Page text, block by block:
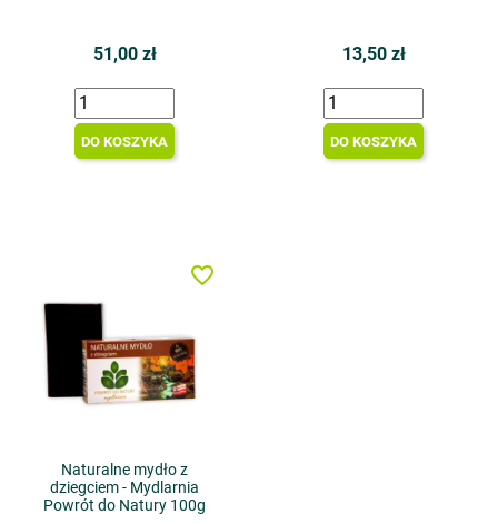
51,00 zł
DO KOSZYKA
13,50 zł
DO KOSZYKA
Naturalne mydło z
dziegciem - Mydlarnia
Powrót do Natury 100g
favorite_border